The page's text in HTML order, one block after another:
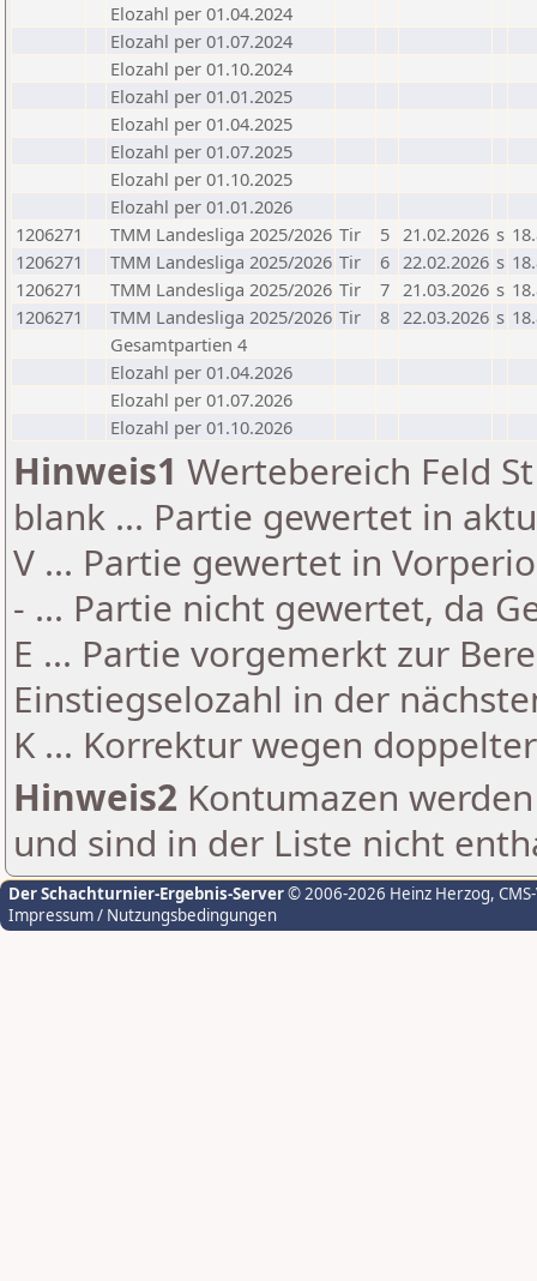
Elozahl per 01.04.2024
Elozahl per 01.07.2024
Elozahl per 01.10.2024
Elozahl per 01.01.2025
Elozahl per 01.04.2025
Elozahl per 01.07.2025
Elozahl per 01.10.2025
Elozahl per 01.01.2026
1206271
TMM Landesliga 2025/2026 Tir 5 21.02.2026 s
1206271
TMM Landesliga 2025/2026 Tir 6 22.02.2026 s
1206271
TMM Landesliga 2025/2026 Tir 7 21.03.2026 s
1206271
TMM Landesliga 2025/2026 Tir 8 22.03.2026 s
Gesamtpartien 4
Elozahl per 01.04.2026
Elozahl per 01.07.2026
Elozahl per 01.10.2026
Hinweis1 Wertebereich Feld
blank ... Partie gewertet in
V ... Partie gewertet in
- ... Partie nicht gewertet, da
E ... Partie vorgemerkt zur
Einstiegselozahl in der
K ... Korrektur wegen
Hinweis2 Kontumazen
und sind in der Liste nicht
Der Schachturnier-Ergebnis-Server© 2006-2026 Heinz Herzog,
Impressum / Nutzungsbedingungen